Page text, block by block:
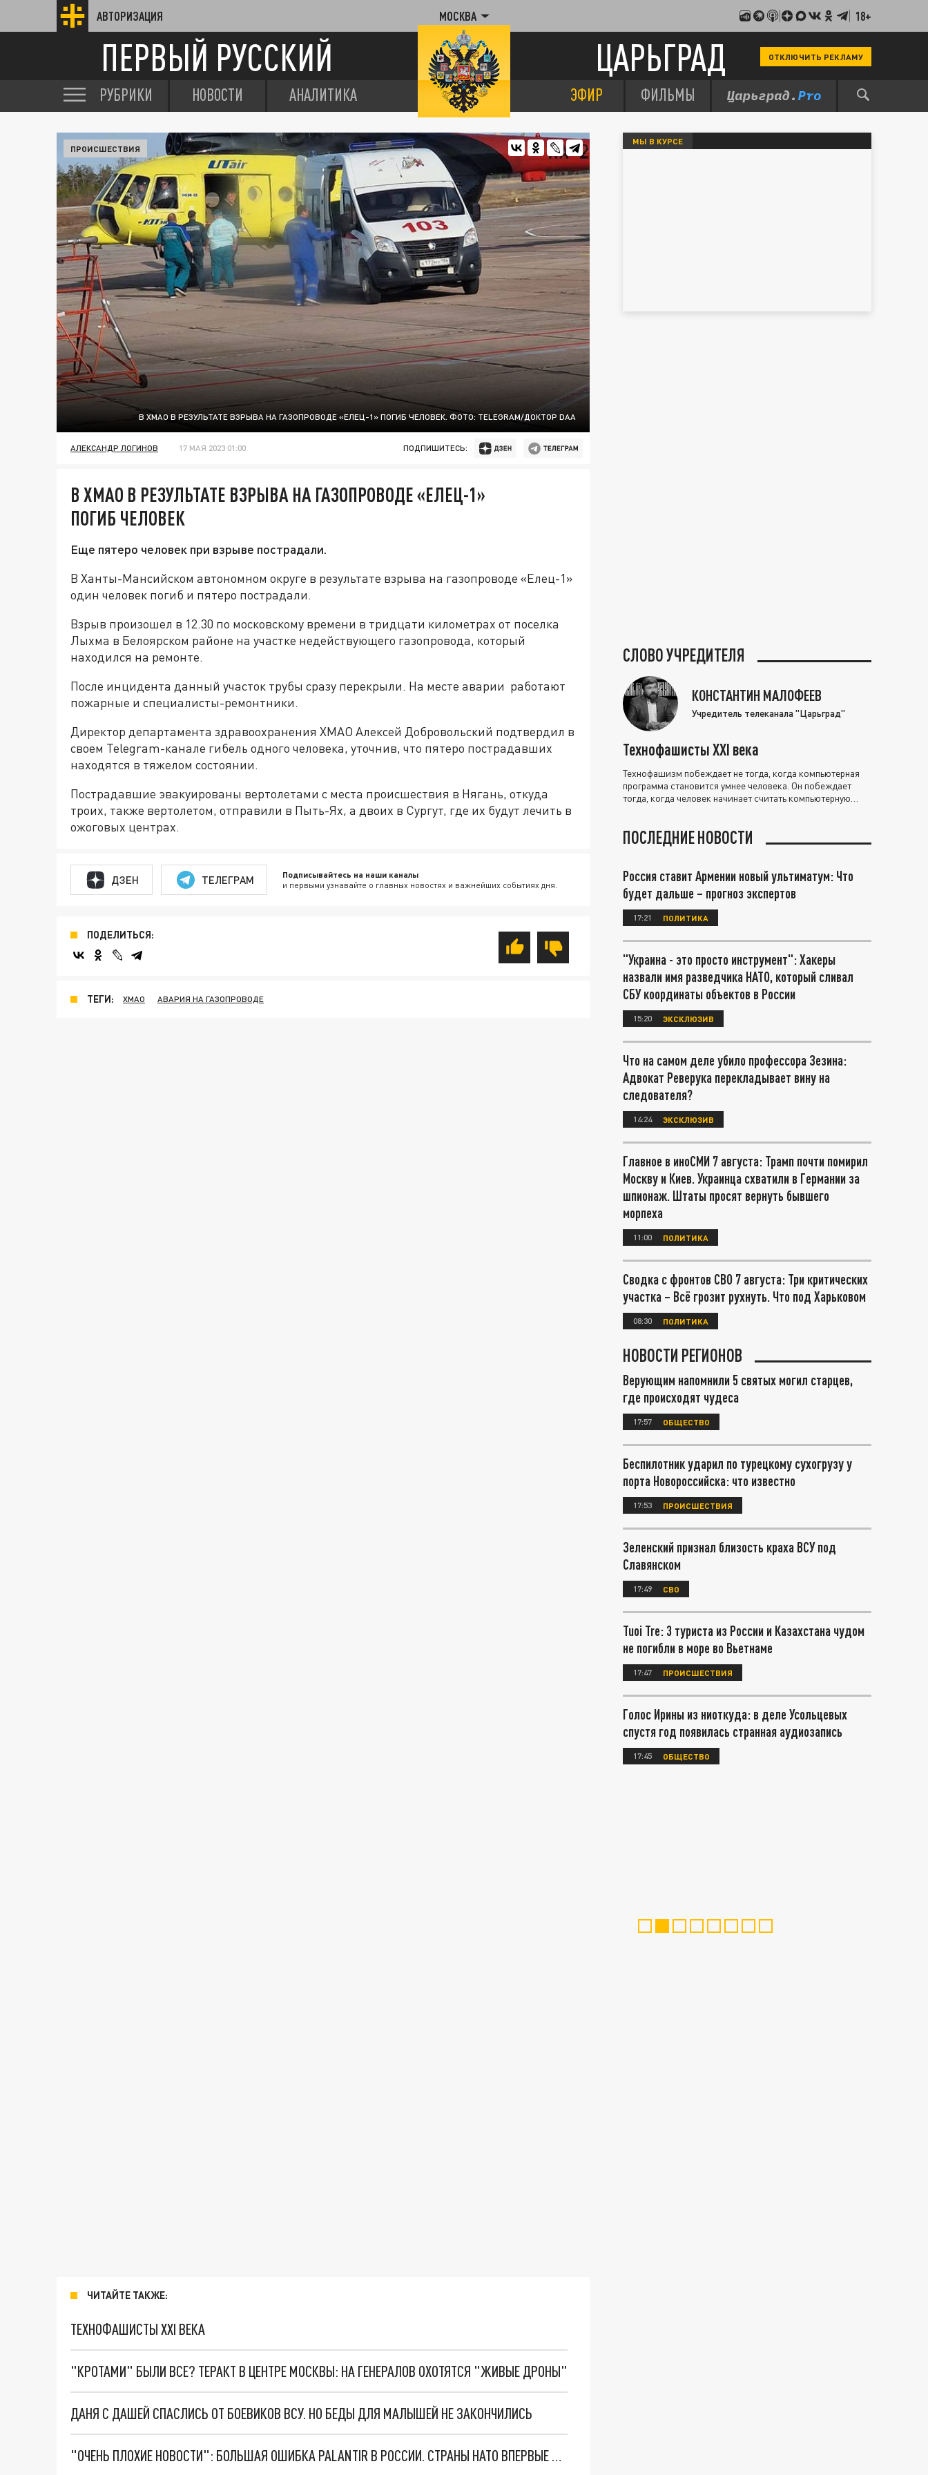
АВТОРИЗАЦИЯ МОСКВА 18+
ПЕРВЫЙ РУССКИЙ ЦАРЬГРАД ОТКЛЮЧИТЬ РЕКЛАМУ
РУБРИКИ НОВОСТИ АНАЛИТИКА ЭФИР ФИЛЬМЫ
В ХМАО В РЕЗУЛЬТАТЕ ВЗРЫВА НА ГАЗОПРОВОДЕ «ЕЛЕЦ-1» ПОГИБ ЧЕЛОВЕК. ФОТО: TELEGRAM/ДОКТОР DAA
ПРОИСШЕСТВИЯ
АЛЕКСАНДР ЛОГИНОВ 17 МАЯ 2023 01:00 ПОДПИШИТЕСЬ:
В ХМАО В РЕЗУЛЬТАТЕ ВЗРЫВА НА ГАЗОПРОВОДЕ «ЕЛЕЦ-1»
ПОГИБ ЧЕЛОВЕК
Еще пятеро человек при взрыве пострадали.
В Ханты-Мансийском автономном округе в результате взрыва на газопроводе «Елец-1»
один человек погиб и пятеро пострадали.
Взрыв произошел в 12.30 по московскому времени в тридцати километрах от поселка
Лыхма в Белоярском районе на участке недействующего газопровода, который
находился на ремонте.
После инцидента данный участок трубы сразу перекрыли. На месте аварии работают
пожарные и специалисты-ремонтники.
Директор департамента здравоохранения ХМАО Алексей Добровольский подтвердил в
своем Telegram-канале гибель одного человека, уточнив, что пятеро пострадавших
находятся в тяжелом состоянии.
Пострадавшие эвакуированы вертолетами с места происшествия в Нягань, откуда
троих, также вертолетом, отправили в Пыть-Ях, а двоих в Сургут, где их будут лечить в
ожоговых центрах.
ДЗЕН ТЕЛЕГРАМ Подписывайтесь на наши каналы
и первыми узнавайте о главных новостях и важнейших событиях дня.
ПОДЕЛИТЬСЯ:
ТЕГИ: ХМАО АВАРИЯ НА ГАЗОПРОВОДЕ
ЧИТАЙТЕ ТАКЖЕ:
ТЕХНОФАШИСТЫ XXI ВЕКА
"КРОТАМИ" БЫЛИ ВСЕ? ТЕРАКТ В ЦЕНТРЕ МОСКВЫ: НА ГЕНЕРАЛОВ ОХОТЯТСЯ "ЖИВЫЕ ДРОНЫ"
ДАНЯ С ДАШЕЙ СПАСЛИСЬ ОТ БОЕВИКОВ ВСУ. НО БЕДЫ ДЛЯ МАЛЫШЕЙ НЕ ЗАКОНЧИЛИСЬ
"ОЧЕНЬ ПЛОХИЕ НОВОСТИ": БОЛЬШАЯ ОШИБКА PALANTIR В РОССИИ. СТРАНЫ НАТО ВПЕРВЫЕ ЗА СВО ОСТАНОВИЛИ ПОСТАВКИ ОРУЖИЯ. ВСУ ТЕРЯЮТ ПРИГРАНИЧЬЕ?
МЫ В КУРСЕ
СЛОВО УЧРЕДИТЕЛЯ
КОНСТАНТИН МАЛОФЕЕВ
Учредитель телеканала "Царьград"
Технофашисты XXI века
Технофашизм побеждает не тогда, когда компьютерная
программа становится умнее человека. Он побеждает
тогда, когда человек начинает считать компьютерную
ПОСЛЕДНИЕ НОВОСТИ
Россия ставит Армении новый ультиматум: Что
будет дальше – прогноз экспертов
17:21 ПОЛИТИКА
"Украина - это просто инструмент": Хакеры
назвали имя разведчика НАТО, который сливал
СБУ координаты объектов в России
15:20 ЭКСКЛЮЗИВ
Что на самом деле убило профессора Зезина:
Адвокат Реверука перекладывает вину на
следователя?
14:24 ЭКСКЛЮЗИВ
Главное в иноСМИ 7 августа: Трамп почти помирил
Москву и Киев. Украинца схватили в Германии за
шпионаж. Штаты просят вернуть бывшего
морпеха
11:00 ПОЛИТИКА
Сводка с фронтов СВО 7 августа: Три критических
участка – Всё грозит рухнуть. Что под Харьковом
08:30 ПОЛИТИКА
НОВОСТИ РЕГИОНОВ
Верующим напомнили 5 святых могил старцев,
где происходят чудеса
17:57 ОБЩЕСТВО
Беспилотник ударил по турецкому сухогрузу у
порта Новороссийска: что известно
17:53 ПРОИСШЕСТВИЯ
Зеленский признал близость краха ВСУ под
Славянском
17:49 СВО
Tuoi Tre: 3 туриста из России и Казахстана чудом
не погибли в море во Вьетнаме
17:47 ПРОИСШЕСТВИЯ
Голос Ирины из ниоткуда: в деле Усольцевых
спустя год появилась странная аудиозапись
17:45 ОБЩЕСТВО